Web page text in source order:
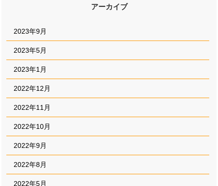
アーカイブ
2023年9月
2023年5月
2023年1月
2022年12月
2022年11月
2022年10月
2022年9月
2022年8月
2022年5月